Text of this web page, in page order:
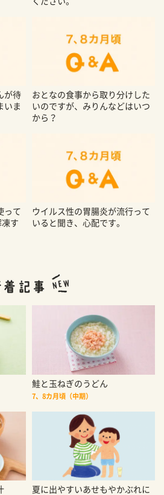
が待
いま
おとなの食事から取り分けした
いのですが、みりんなどはいつ
から？
って
凍す
ウイルス性の胃腸炎が流行って
いると聞き、心配です。
鮭と玉ねぎのうどん
7、8カ月頃（中期）
夏に出やすいあせもやかぶれに